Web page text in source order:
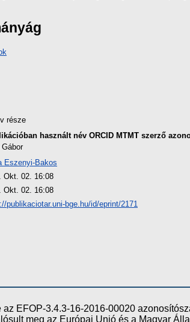
része
használt név ORCID MTMT szerző
Eszenyi-Bakos
Okt. 02. 16:08
Okt. 02. 16:08
publikaciotar.uni-bge.hu/id/eprint/2171
EFOP-3.4.3-16-2016-00020
meg az Európai Unió és a Magyar